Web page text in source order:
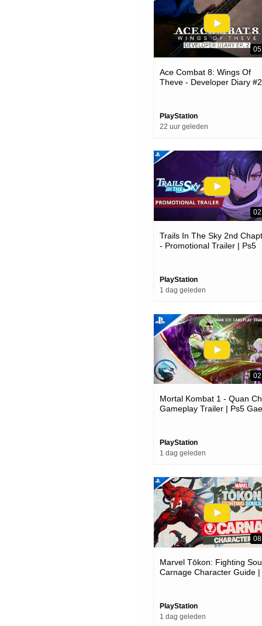
Ace Combat 8: Wings Of
Theve - Developer Diary
PlayStation
22 uur geleden
Trails In The Sky 2nd
- Promotional Trailer | Ps5
PlayStation
1 dag geleden
Mortal Kombat 1 - Quan
Gameplay Trailer | Ps5
PlayStation
1 dag geleden
Marvel Tōkon: Fighting
Carnage Character Guide |
PlayStation
1 dag geleden